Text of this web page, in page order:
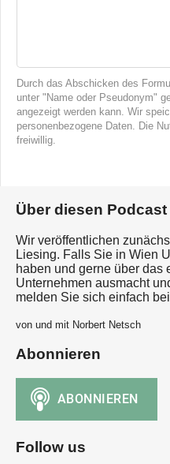
Durch das Abschicken des
unter "Name oder Pseudonym"
angezeigt werden kann. Wir
personenbezogene Daten. Die
freiwillig.
Über diesen Podcast
Wir veröffentlichen
Liesing. Falls Sie in Wien
haben und gerne über das
Unternehmen ausmacht
melden Sie sich einfach
von und mit Norbert Netsch
Abonnieren
Follow us